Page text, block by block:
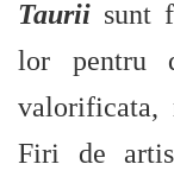
Taurii sunt
lor pentru
valorificata,
Firi de